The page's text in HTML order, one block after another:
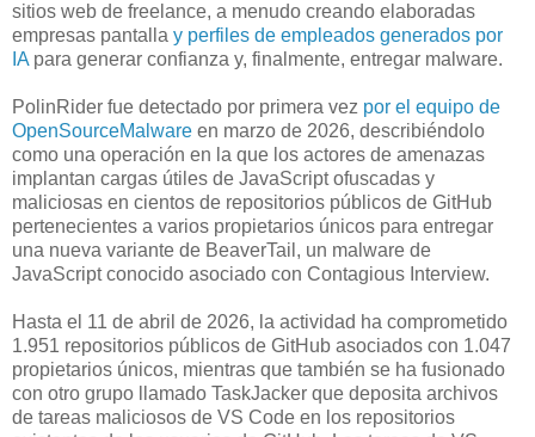
sitios web de freelance, a menudo creando elaboradas
empresas pantalla y perfiles de empleados generados por
IApara generar confianza y, finalmente, entregar malware.
PolinRider fue detectado por primera vez por el equipo de
OpenSourceMalware en marzo de 2026, describiéndolo
como una operación en la que los actores de amenazas
implantan cargas útiles de JavaScript ofuscadas y
maliciosas en cientos de repositorios públicos de GitHub
pertenecientes a varios propietarios únicos para entregar
una nueva variante de BeaverTail, un malware de
JavaScript conocido asociado con Contagious Interview.
Hasta el 11 de abril de 2026, la actividad ha comprometido
1.951 repositorios públicos de GitHub asociados con 1.047
propietarios únicos, mientras que también se ha fusionado
con otro grupo llamado TaskJacker que deposita archivos
de tareas maliciosos de VS Code en los repositorios